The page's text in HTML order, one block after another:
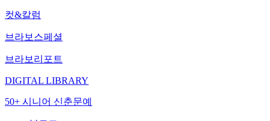
컷&칼럼
브라보스페셜
브라보리포트
DIGITAL LIBRARY
50+ 시니어 신춘문예